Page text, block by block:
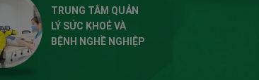
TRUNG TÂM QUẢN
LÝ SỨC KHOẺ VÀ
BỆNH NGHỀ NGHIỆP